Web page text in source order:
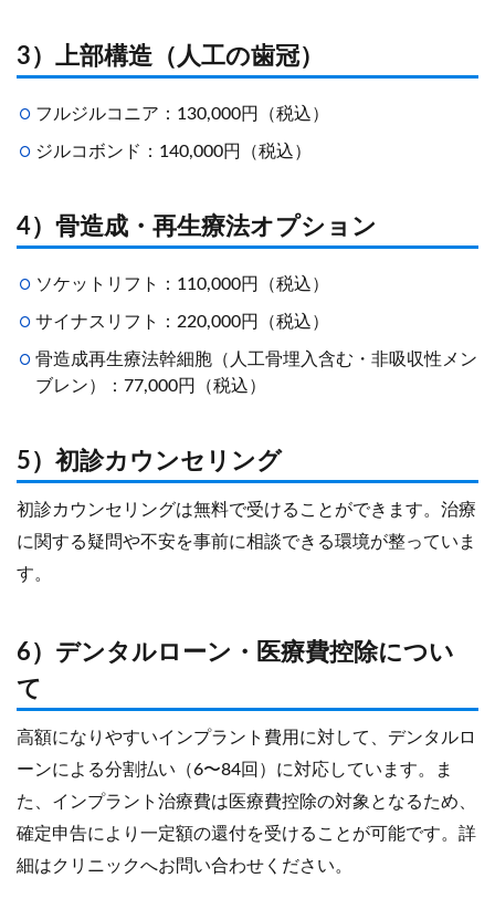
3）上部構造（人工の歯冠）
フルジルコニア：130,000円（税込）
ジルコボンド：140,000円（税込）
4）骨造成・再生療法オプション
ソケットリフト：110,000円（税込）
サイナスリフト：220,000円（税込）
骨造成再生療法幹細胞（人工骨埋入含む・非吸収性メン
ブレン）：77,000円（税込）
5）初診カウンセリング
初診カウンセリングは無料で受けることができます。治療
に関する疑問や不安を事前に相談できる環境が整っていま
す。
6）デンタルローン・医療費控除につい
て
高額になりやすいインプラント費用に対して、デンタルロ
ーンによる分割払い（6〜84回）に対応しています。ま
た、インプラント治療費は医療費控除の対象となるため、
確定申告により一定額の還付を受けることが可能です。詳
細はクリニックへお問い合わせください。